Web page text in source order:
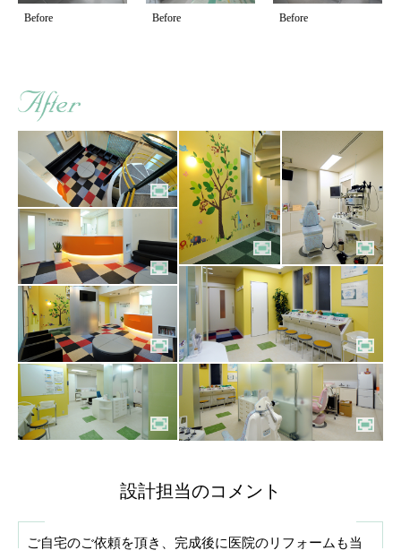
Before Before Before
設計担当のコメント
ご自宅のご依頼を頂き、完成後に医院のリフォームも当